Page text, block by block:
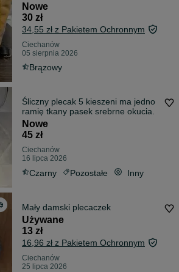
Nowe
30 zł
34,55 zł z Pakietem Ochronnym
Ciechanów
05 sierpnia 2026
Brązowy
Śliczny plecak 5 kieszeni ma jedno
ramię tkany pasek srebrne okucia.
Nowe
45 zł
Ciechanów
16 lipca 2026
Czarny Pozostałe Inny
Mały damski plecaczek
Używane
13 zł
16,96 zł z Pakietem Ochronnym
Ciechanów
25 lipca 2026